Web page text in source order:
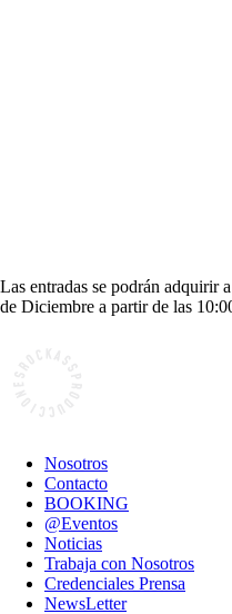
Las entradas se podrán adquirir
de Diciembre a partir de las
Nosotros
Contacto
BOOKING
@Eventos
Noticias
Trabaja con Nosotros
Credenciales Prensa
NewsLetter